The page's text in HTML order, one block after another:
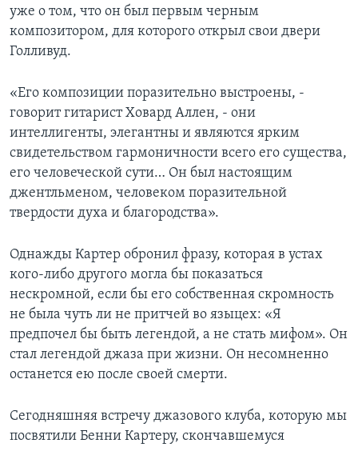
уже о том, что он был первым черным
композитором, для которого открыл свои двери
Голливуд.
«Его композиции поразительно выстроены, -
говорит гитарист Ховард Аллен, - они
интеллигенты, элегантны и являются ярким
свидетельством гармоничности всего его существа,
его человеческой сути… Он был настоящим
джентльменом, человеком поразительной
твердости духа и благородства».
Однажды Картер обронил фразу, которая в устах
кого-либо другого могла бы показаться
нескромной, если бы его собственная скромность
не была чуть ли не притчей во языцех: «Я
предпочел бы быть легендой, а не стать мифом». Он
стал легендой джаза при жизни. Он несомненно
останется ею после своей смерти.
Сегодняшняя встречу джазового клуба, которую мы
посвятили Бенни Картеру, скончавшемуся